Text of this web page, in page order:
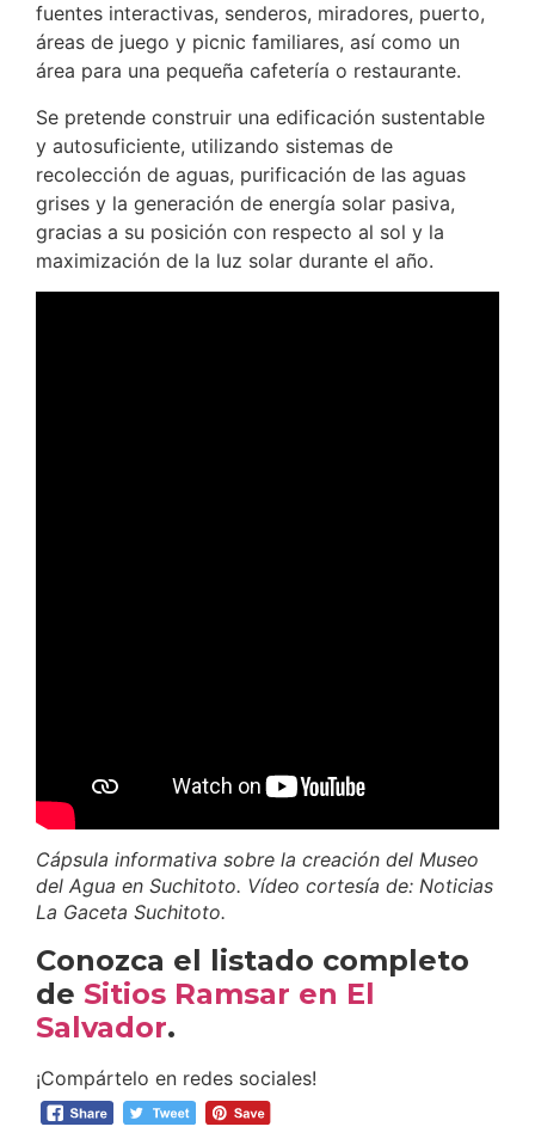
fuentes interactivas, senderos, miradores, puerto,
áreas de juego y picnic familiares, así como un
área para una pequeña cafetería o restaurante.
Se pretende construir una edificación sustentable
y autosuficiente, utilizando sistemas de
recolección de aguas, purificación de las aguas
grises y la generación de energía solar pasiva,
gracias a su posición con respecto al sol y la
maximización de la luz solar durante el año.
Cápsula informativa sobre la creación del Museo
del Agua en Suchitoto. Vídeo cortesía de: Noticias
La Gaceta Suchitoto.
Conozca el listado completo
de Sitios Ramsar en El
Salvador.
¡Compártelo en redes sociales!